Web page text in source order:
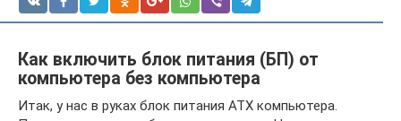
Как включить блок питания (БП) от
компьютера без компьютера
Итак, у нас в руках блок питания ATX компьютера.